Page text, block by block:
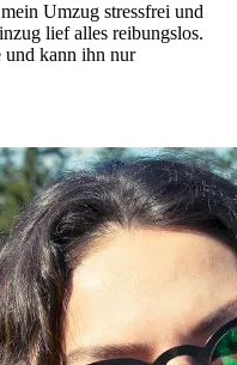
Umzug stressfrei und
lief alles reibungslos.
und kann ihn nur